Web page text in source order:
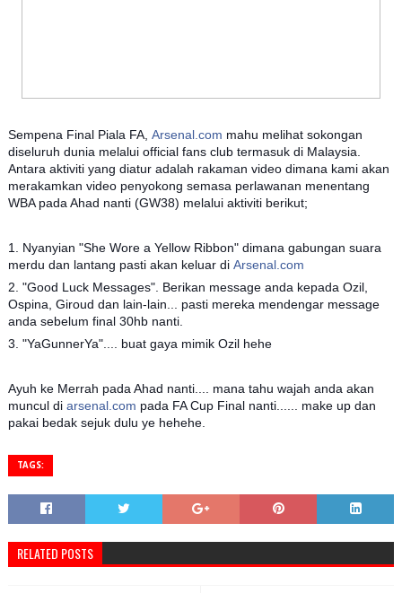
Sempena Final Piala FA, Arsenal.com mahu melihat sokongan
diseluruh dunia melalui official fans club termasuk di Malaysia.
Antara aktiviti yang diatur adalah rakaman video dimana kami akan
merakamkan video penyokong semasa perlawanan menentang
WBA pada Ahad nanti (GW38) melalui aktiviti berikut;
1. Nyanyian "She Wore a Yellow Ribbon" dimana gabungan suara
merdu dan lantang pasti akan keluar di Arsenal.com
2. "Good Luck Messages". Berikan message anda kepada Ozil,
Ospina, Giroud dan lain-lain... pasti mereka mendengar message
anda sebelum final 30hb nanti.
3. "YaGunnerYa".... buat gaya mimik Ozil hehe
Ayuh ke Merrah pada Ahad nanti.... mana tahu wajah anda akan
muncul di arsenal.com pada FA Cup Final nanti...... make up dan
pakai bedak sejuk dulu ye hehehe.
TAGS:
RELATED POSTS